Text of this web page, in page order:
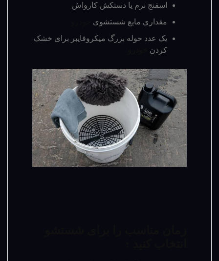
اسفنج نرم یا دستکش کارواش
مقداری مایع شستشوی
یک عدد حوله بزرگ میکروفایبر برای خشک
کردن